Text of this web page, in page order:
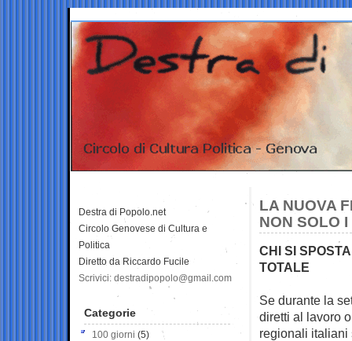
LA NUOVA
NON SOLO
CHI SI
TOTALE
Se durante la
diretti al lavoro
regionali italiani
Destra di Popolo.net
Circolo Genovese di Cultura e
Politica
Diretto da Riccardo Fucile
Scrivici: destradipopolo@gmail.com
Categorie
100 giorni (5)